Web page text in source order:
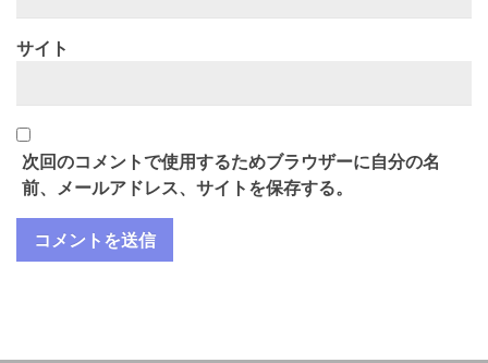
サイト
次回のコメントで使用するためブラウザーに自分の名
前、メールアドレス、サイトを保存する。